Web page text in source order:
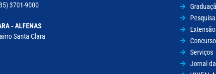
3701-9000
- ALFENAS
Santa Clara
Extensão
Serviços
Jornal